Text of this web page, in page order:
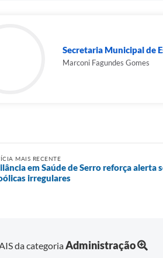
Secretaria Municipal de
Marconi Fagundes Gomes
MAIS RECENTE
em Saúde de Serro reforça alerta
irregulares
da categoriaAdministração